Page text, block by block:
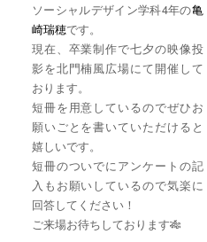
ソーシャルデザイン学科4年の亀
崎瑞穂です。
現在、卒業制作で七夕の映像投
影を北門楠風広場にて開催して
おります。
短冊を用意しているのでぜひお
願いごとを書いていただけると
嬉しいです。
短冊のついでにアンケートの記
入もお願いしているので気楽に
回答してください！
ご来場お待ちしております🎋